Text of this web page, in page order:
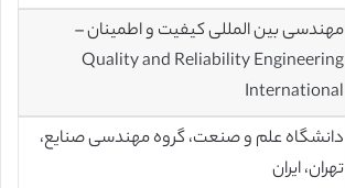
مهندسی بین المللی کیفیت و اطمینان –
Quality and Reliability Engineering
International
دانشگاه علم و صنعت، گروه مهندسی صنایع،
تهران، ایران